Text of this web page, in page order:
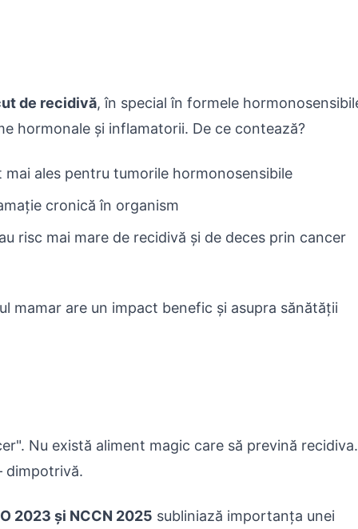
de recidivă, în special în formele
hormonale și inflamatorii. De ce contează?
ales pentru tumorile hormonosensibile
cronică în organism
risc mai mare de recidivă și de deces prin cancer
mamar are un impact benefic și asupra sănătății
Nu există aliment magic care să prevină
dimpotrivă.
2023 și NCCN 2025 subliniază importanța unei